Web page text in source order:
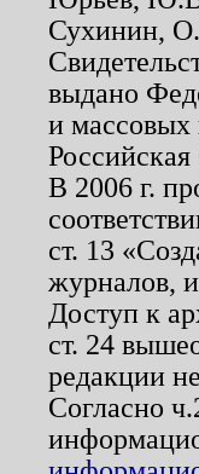
Сухинин,
выдано
и массовых
В 2006 г.
ст. 13
журналов,
Доступ к
ст. 24
редакции
Согласно